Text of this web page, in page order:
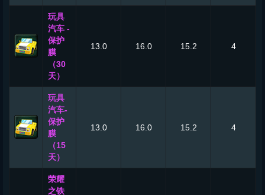
玩具
汽车 -
保护
膜
（30
天）
13.0 16.0 15.2 4
玩具
汽车-
保护
膜
（15
天）
13.0 16.0 15.2 4
荣耀
之铁